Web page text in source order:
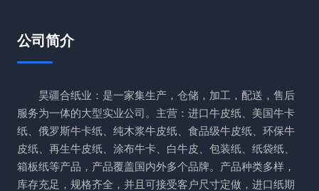
公司简介
昊疆合纸业：是一家集生产，仓储，加工，配送，售后
服务为一体的大型实业公司。主营：进口牛皮纸、美国牛卡
纸、俄罗斯牛卡纸、纯木浆牛皮纸、食品级牛皮纸、环保牛
皮纸、再生牛皮纸、涂布牛卡、白牛皮、包装纸、纸袋纸、
箱板纸等产品，产品覆盖国内外多个品牌。产品种类多样，
库存充足，规格齐全，并且可接受客户尺寸定做，进口纸期